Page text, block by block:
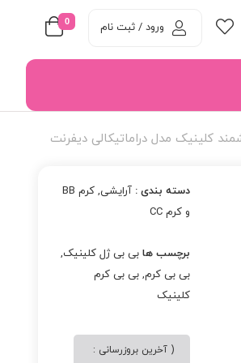
0 ورود / ثبت نام
کلینیک مدل دراماتیکالی دیفرنت
دسته بندی :آرایشی,
کرم BB
و کرم CC
برچسب هابی بی ژل کلینیک,
بی بی کرم,بی بی کرم
کلینیک
( آخرین بروزرسانی :